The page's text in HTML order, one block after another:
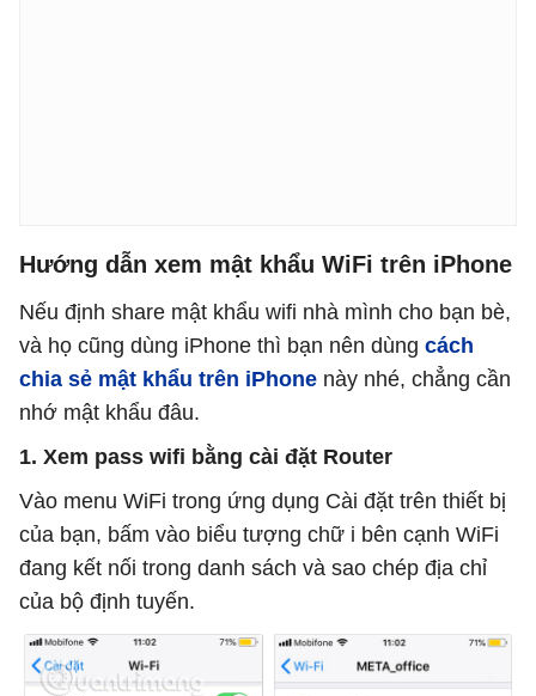
Hướng dẫn xem mật khẩu WiFi trên iPhone
Nếu định share mật khẩu wifi nhà mình cho bạn bè,
và họ cũng dùng iPhone thì bạn nên dùng cách
chia sẻ mật khẩu trên iPhone này nhé, chẳng cần
nhớ mật khẩu đâu.
1. Xem pass wifi bằng cài đặt Router
Vào menu WiFi trong ứng dụng Cài đặt trên thiết bị
của bạn, bấm vào biểu tượng chữ i bên cạnh WiFi
đang kết nối trong danh sách và sao chép địa chỉ
của bộ định tuyến.